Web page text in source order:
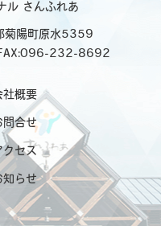
ルさんふれあ
菊陽町原水5359
232-8692
社概要
問合せ
クセス
知らせ